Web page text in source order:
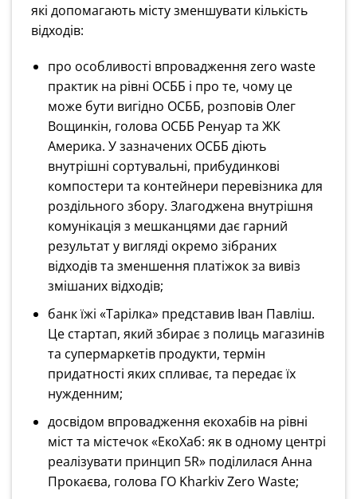
які допомагають місту зменшувати кількість
відходів:
про особливості впровадження zero waste
практик на рівні ОСББ і про те, чому це
може бути вигідно ОСББ, розповів Олег
Вощинкін, голова ОСББ Ренуар та ЖК
Америка. У зазначених ОСББ діють
внутрішні сортувальні, прибудинкові
компостери та контейнери перевізника для
роздільного збору. Злагоджена внутрішня
комунікація з мешканцями дає гарний
результат у вигляді окремо зібраних
відходів та зменшення платіжок за вивіз
змішаних відходів;
банк їжі «Тарілка» представив Іван Павліш.
Це стартап, який збирає з полиць магазинів
та супермаркетів продукти, термін
придатності яких спливає, та передає їх
нужденним;
досвідом впровадження екохабів на рівні
міст та містечок «ЕкоХаб: як в одному центрі
реалізувати принцип 5R» поділилася Анна
Прокаєва, голова ГО Kharkiv Zero Waste;